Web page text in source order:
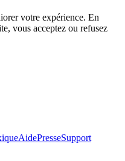
votre expérience. En
vous acceptez ou refusez
AidePresseSupport